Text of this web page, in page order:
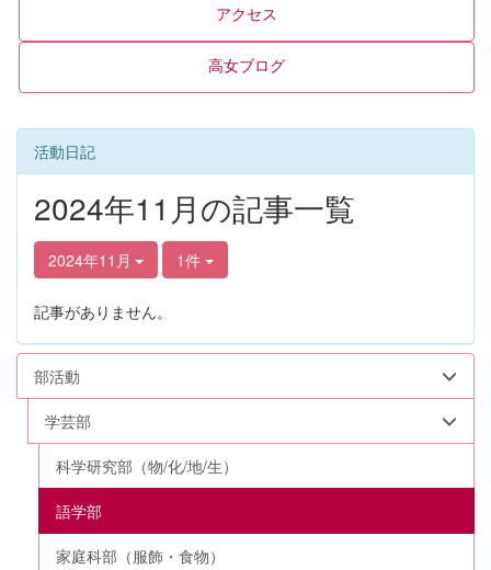
アクセス
高女ブログ
活動日記
2024年11月の記事一覧
2024年11月 1件
記事がありません。
部活動
学芸部
科学研究部（物/化/地/生）
語学部
家庭科部（服飾・食物）